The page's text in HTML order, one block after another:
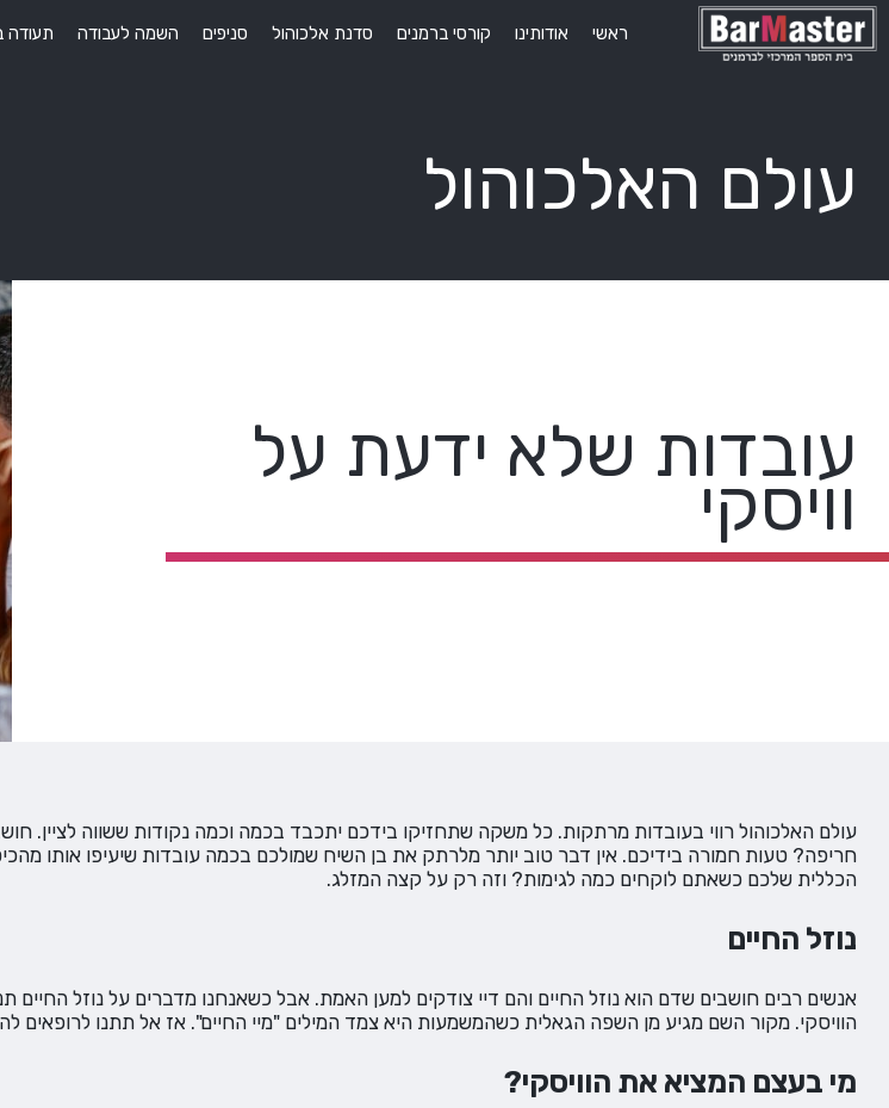
ראשי אודותינו קורסי ברמנים סדנת אלכוהול סניפים השמה לעבודה תעודה
עולם האלכוהול
עובדות שלא ידעת על
וויסקי
עולם האלכוהול רווי בעובדות מרתקות. כל משקה שתחזיקו בידכם יתכבד בכמה וכמה נקודות ששווה לציין.
חריפה? טעות חמורה בידיכם. אין דבר טוב יותר מלרתק את בן השיח שמולכם בכמה עובדות שיעיפו אותו
הכללית שלכם כשאתם לוקחים כמה לגימות? וזה רק על קצה המזלג.
נוזל החיים
אנשים רבים חושבים שדם הוא נוזל החיים והם דיי צודקים למען האמת. אבל כשאנחנו מדברים על נוזל
הוויסקי. מקור השם מגיע מן השפה הגאלית כשהמשמעות היא צמד המילים "מיי החיים". אז אל תתנו לרופאים
מי בעצם המציא את הוויסקי?